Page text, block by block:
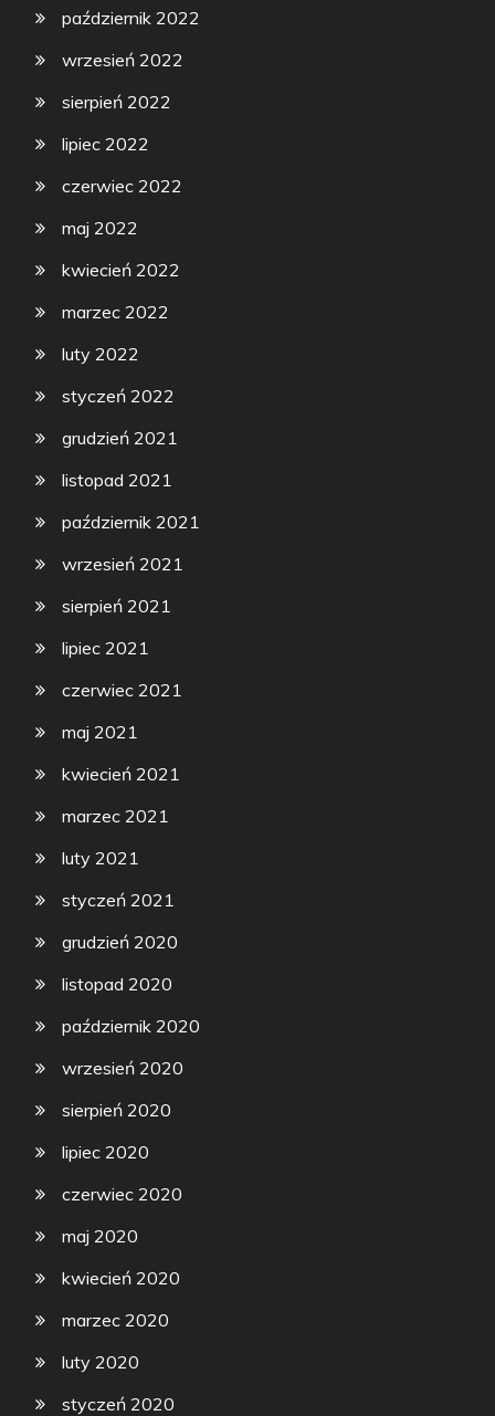
październik 2022
wrzesień 2022
sierpień 2022
lipiec 2022
czerwiec 2022
maj 2022
kwiecień 2022
marzec 2022
luty 2022
styczeń 2022
grudzień 2021
listopad 2021
październik 2021
wrzesień 2021
sierpień 2021
lipiec 2021
czerwiec 2021
maj 2021
kwiecień 2021
marzec 2021
luty 2021
styczeń 2021
grudzień 2020
listopad 2020
październik 2020
wrzesień 2020
sierpień 2020
lipiec 2020
czerwiec 2020
maj 2020
kwiecień 2020
marzec 2020
luty 2020
styczeń 2020